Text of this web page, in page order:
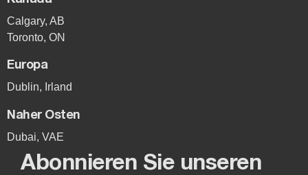
Calgary, AB
Toronto, ON
Europa
Dublin, Irland
Naher Osten
Dubai, VAE
Abonnieren Sie unseren